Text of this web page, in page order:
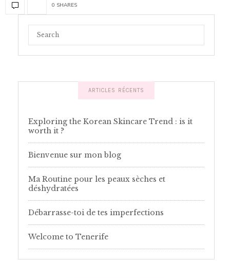
0 SHARES
ARTICLES RÉCENTS
Exploring the Korean Skincare Trend : is it
worth it ?
Bienvenue sur mon blog
Ma Routine pour les peaux sèches et
déshydratées
Débarrasse-toi de tes imperfections
Welcome to Tenerife